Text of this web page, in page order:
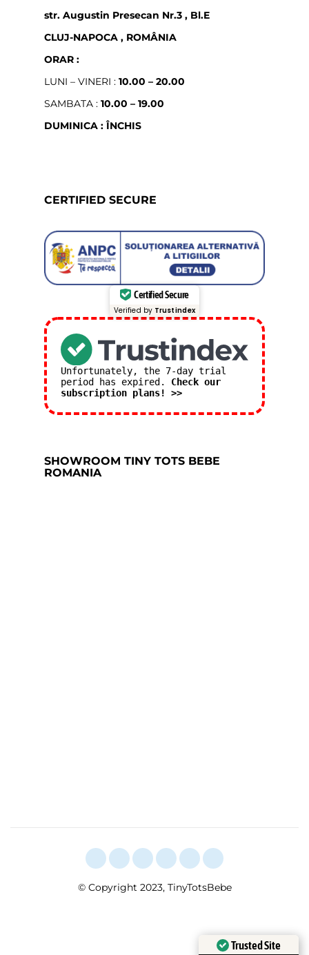
str. Augustin Presecan Nr.3 , Bl.E
CLUJ-NAPOCA , ROMÂNIA
ORAR :
LUNI – VINERI : 10.00 – 20.00
SAMBATA : 10.00 – 19.00
DUMINICA : ÎNCHIS
CERTIFIED SECURE
Certified Secure
Verified by Trustindex
Unfortunately, the 7-day trial
period has expired. Check our
subscription plans! >>
SHOWROOM TINY TOTS BEBE
ROMANIA
© Copyright 2023, TinyTotsBebe
Trusted Site